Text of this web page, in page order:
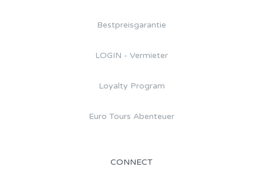
Bestpreisgarantie
LOGIN - Vermieter
Loyalty Program
Euro Tours Abenteuer
CONNECT